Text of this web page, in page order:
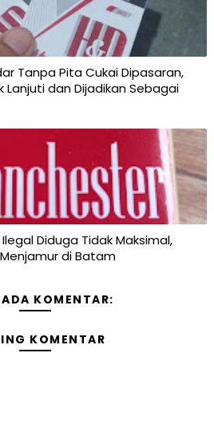
Tanpa Pita Cukai Dipasaran,
Lanjuti dan Dijadikan Sebagai
Diduga Tidak Maksimal,
di Batam
KOMENTAR:
KOMENTAR